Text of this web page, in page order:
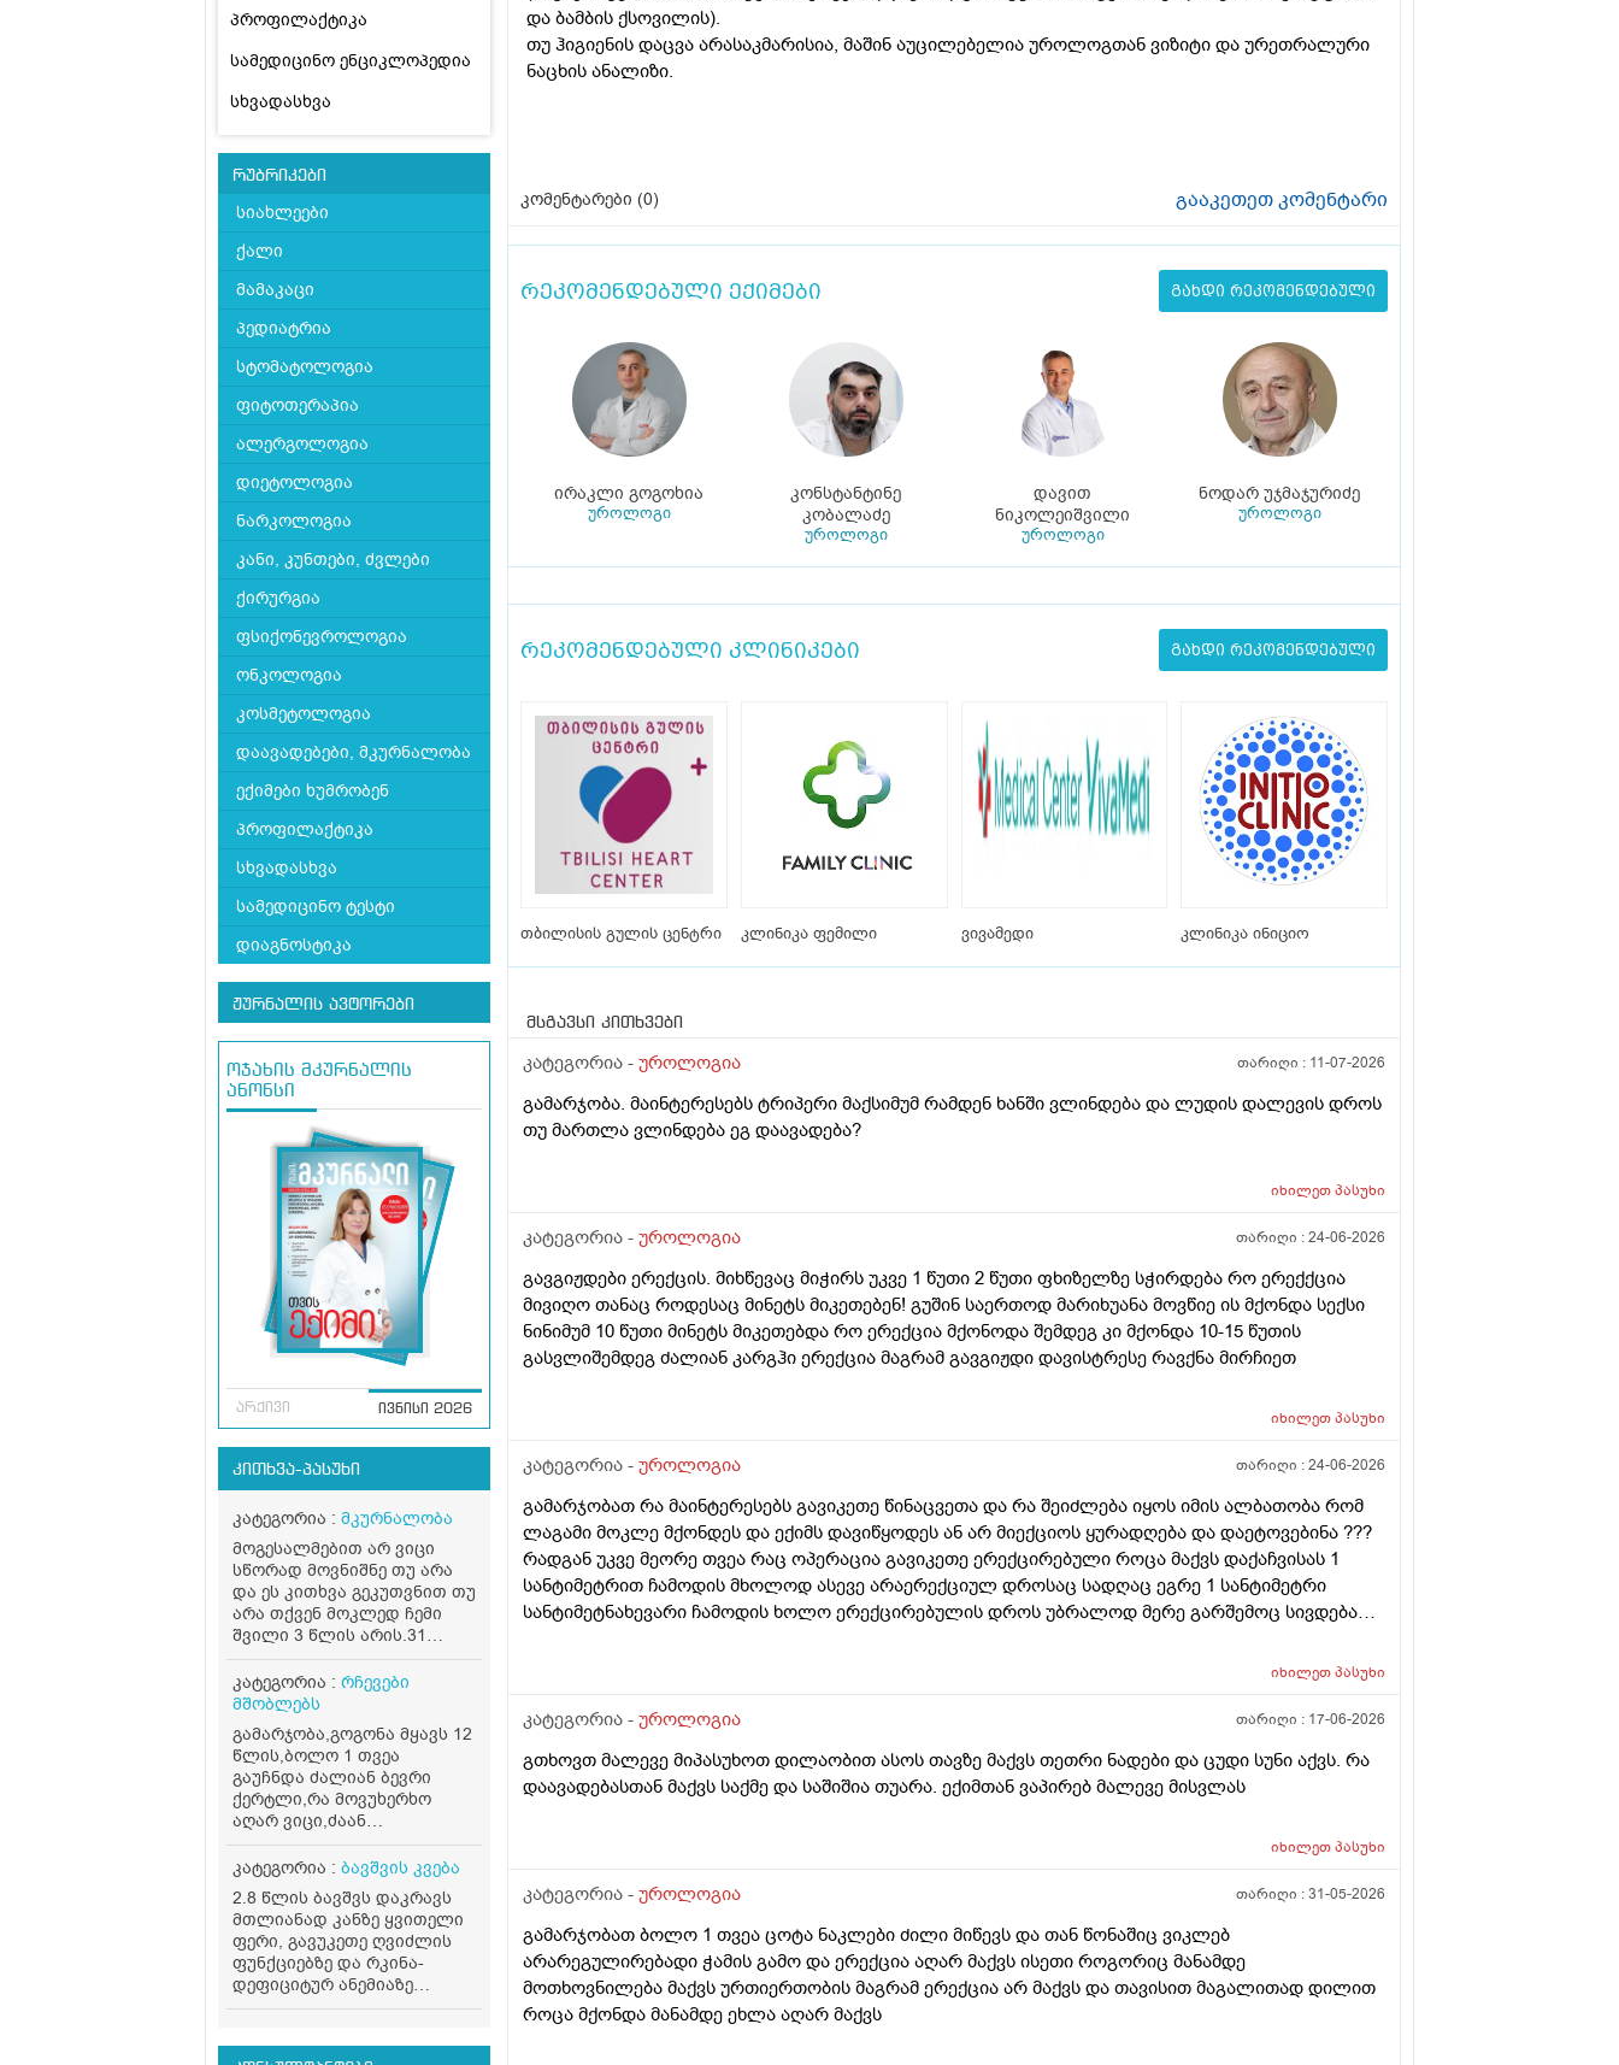
პროფილაქტიკა
სამედიცინო ენციკლოპედია
სხვადასხვა
რუბრიკები
სიახლეები
ქალი
მამაკაცი
პედიატრია
სტომატოლოგია
ფიტოთერაპია
ალერგოლოგია
დიეტოლოგია
ნარკოლოგია
კანი, კუნთები, ძვლები
ქირურგია
ფსიქონევროლოგია
ონკოლოგია
კოსმეტოლოგია
დაავადებები, მკურნალობა
ექიმები ხუმრობენ
პროფილაქტიკა
სხვადასხვა
სამედიცინო ტესტი
დიაგნოსტიკა
ჟურნალის ავტორები
ოჯახის მკურნალის
ანონსი
არქივი ივნისი 2026
კითხვა-პასუხი
კატეგორია : მკურნალობა
მოგესალმებით არ ვიცი
სწორად მოვნიშნე თუ არა
და ეს კითხვა გეკუთვნით თუ
არა თქვენ მოკლედ ჩემი
შვილი 3 წლის არის.31
მარტს გავუკეთეთ სისხლის
საერთო ანალიზი, ექიმმა
გვითხრა რომ ყველაფერი
დეფიციტი აქვს ანუ
ანემიაო.დაგვინიშნა
ფეროზიტი ორი ბოთლი და
გამოგვიშვა.ბავშვმა
რომ.დაიწყო ფეროზიტის
სმა, მადაც მოემატა და
ენერგიულად იყო, დღეს
არის 1 მაისი, ჩავამთავრეთ
ფეროზიტი სულ რაღაც 2
კვირაში რადგან
დილა.საღამოს ვასმევდი 5
მლ.ახლა კი 1 თვეა გასული
და ბავშვი ისევ
უმადობა, ფერმკრთალია,
კატეგორია : რჩევები
მშობლებს
გამარჯობა,გოგონა მყავს 12
წლის,ბოლო 1 თვეა
გაუჩნდა ძალიან ბევრი
ქერტლი,რა მოვუხერხო
აღარ ვიცი,ძაან
დიაკომფორტია მისთვის და
ასევე ჩემთვისაც,სხვდასხვა
მაგრამ მაინც იგივე
მეორედება,მივიღებ რჩევას
რა შეიძლება
მოვიმოქმედოთ სხვა..
კატეგორია : ბავშვის კვება
2.8 წლის ბავშვს დაკრავს
მთლიანად კანზე ყვითელი
ფერი, გავუკეთე ღვიძლის
ფუნქციებზე და რკინა-
დეფიციტურ ანემიაზე
ანალიზი, ნორმის
ვაჭმევ გოგრას+ბატატის
და ბამბის ქსოვილის).
თუ ჰიგიენის დაცვა არასაკმარისია, მაშინ აუცილებელია უროლოგთან ვიზიტი და ურეთრალური
ნაცხის ანალიზი.
კომენტარები (0) გააკეთეთ კომენტარი
რეკომენდებული ექიმები გახდი რეკომენდებული
ირაკლი გოგოხია
უროლოგი
კონსტანტინე
კობალაძე
უროლოგი
დავით
ნიკოლეიშვილი
უროლოგი
ნოდარ უჯმაჯურიძე
უროლოგი
რეკომენდებული კლინიკები გახდი რეკომენდებული
თბილისის გულის ცენტრი კლინიკა ფემილი ვივამედი კლინიკა ინიციო
მსგავსი კითხვები
კატეგორია - უროლოგია თარიღი : 11-07-2026
გამარჯობა. მაინტერესებს ტრიპერი მაქსიმუმ რამდენ ხანში ვლინდება და ლუდის დალევის დროს
თუ მართლა ვლინდება ეგ დაავადება?
იხილეთპასუხი
კატეგორია - უროლოგია თარიღი :24-06-2026
გავგიჟდები ერექცის. მიხწევაც მიჭირს უკვე 1 წუთი 2 წუთი ფხიზელზე სჭირდება რო ერექქცია
მივიღო თანაც როდესაც მინეტს მიკეთებენ! გუშინ საერთოდ მარიხუანა მოვწიე ის მქონდა სექსი
ნინიმუმ 10 წუთი მინეტს მიკეთებდა რო ერექცია მქონოდა შემდეგ კი მქონდა 10-15 წუთის
გასვლიშემდეგ ძალიან კარგჰი ერექცია მაგრამ გავგიჟდი დავისტრესე რავქნა მირჩიეთ
იხილეთპასუხი
კატეგორია - უროლოგია თარიღი :24-06-2026
გამარჯობათ რა მაინტერესებს გავიკეთე წინაცვეთა და რა შეიძლება იყოს იმის ალბათობა რომ
ლაგამი მოკლე მქონდეს და ექიმს დავიწყოდეს ან არ მიექციოს ყურადღება და დაეტოვებინა ???
რადგან უკვე მეორე თვეა რაც ოპერაცია გავიკეთე ერექცირებული როცა მაქვს დაქაჩვისას 1
სანტიმეტრით ჩამოდის მხოლოდ ასევე არაერექციულ დროსაც სადღაც ეგრე 1 სანტიმეტრი
სანტიმეტნახევარი ჩამოდის ხოლო ერექცირებულის დროს უბრალოდ მერე გარშემოც სივდება
იხილეთპასუხი
კატეგორია - უროლოგია თარიღი : 17-06-2026
გთხოვთ მალევე მიპასუხოთ დილაობით ასოს თავზე მაქვს თეთრი ნადები და ცუდი სუნი აქვს. რა
დაავადებასთან მაქვს საქმე და საშიშია თუარა. ექიმთან ვაპირებ მალევე მისვლას
იხილეთპასუხი
კატეგორია - უროლოგია თარიღი :31-05-2026
გამარჯობათ ბოლო 1 თვეა ცოტა ნაკლები ძილი მიწევს და თან წონაშიც ვიკლებ
არარეგულირებადი ჭამის გამო და ერექცია აღარ მაქვს ისეთი როგორიც მანამდე
მოთხოვნილება მაქვს ურთიერთობის მაგრამ ერექცია არ მაქვს და თავისით მაგალითად დილით
როცა მქონდა მანამდე ეხლა აღარ მაქვს